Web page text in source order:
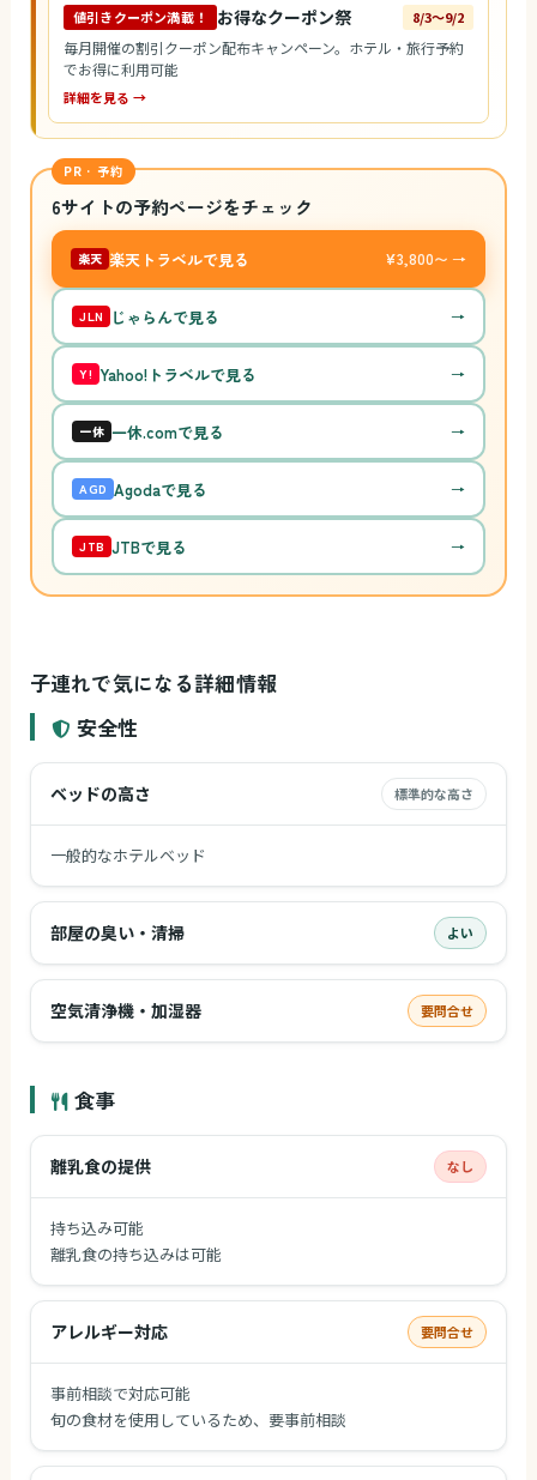
値引きクーポン満載！ お得なクーポン祭 8/3〜9/2
毎月開催の割引クーポン配布キャンペーン。ホテル・旅行予約
でお得に利用可能
詳細を見る →
PR · 予約
6サイトの予約ページをチェック
楽天 楽天トラベルで見る ¥3,800〜 →
JLN じゃらんで見る →
Y! Yahoo!トラベルで見る →
一休 一休.comで見る →
AGD Agodaで見る →
JTB JTBで見る →
子連れで気になる詳細情報
安全性
ベッドの高さ 標準的な高さ
一般的なホテルベッド
部屋の臭い・清掃 よい
空気清浄機・加湿器 要問合せ
食事
離乳食の提供 なし
持ち込み可能
離乳食の持ち込みは可能
アレルギー対応 要問合せ
事前相談で対応可能
旬の食材を使用しているため、要事前相談